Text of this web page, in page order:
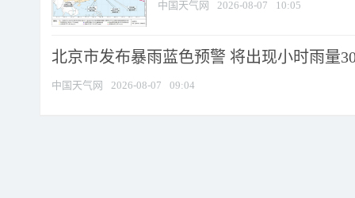
中国天气网 2026-08-07 10:05
北京市发布暴雨蓝色预警 将出现小时雨量
中国天气网 2026-08-07 09:04